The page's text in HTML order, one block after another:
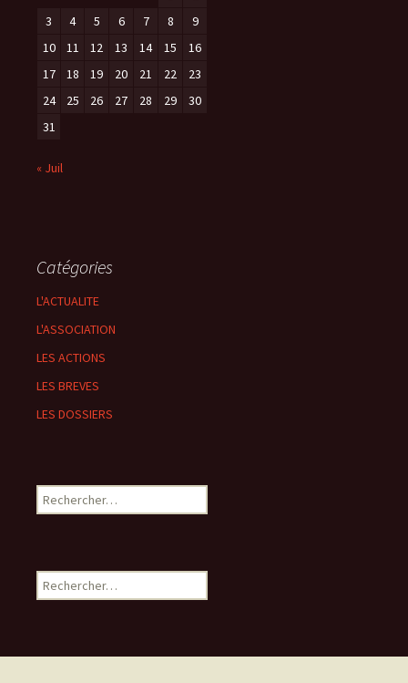
3
4 5 6 7 8
9
10
11 12 13 14 15
16
17
18 19 20 21 22
23
24
25 26 27 28 29
30
31
« Juil
Catégories
L'ACTUALITE
L'ASSOCIATION
LES ACTIONS
LES BREVES
LES DOSSIERS
Rechercher :
Rechercher :